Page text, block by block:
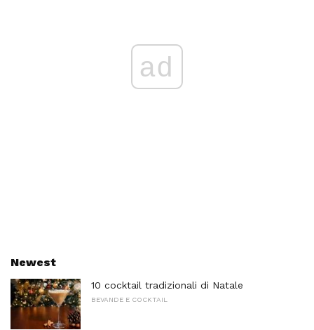
ad
Newest
10 cocktail tradizionali di Natale
BEVANDE E COCKTAIL